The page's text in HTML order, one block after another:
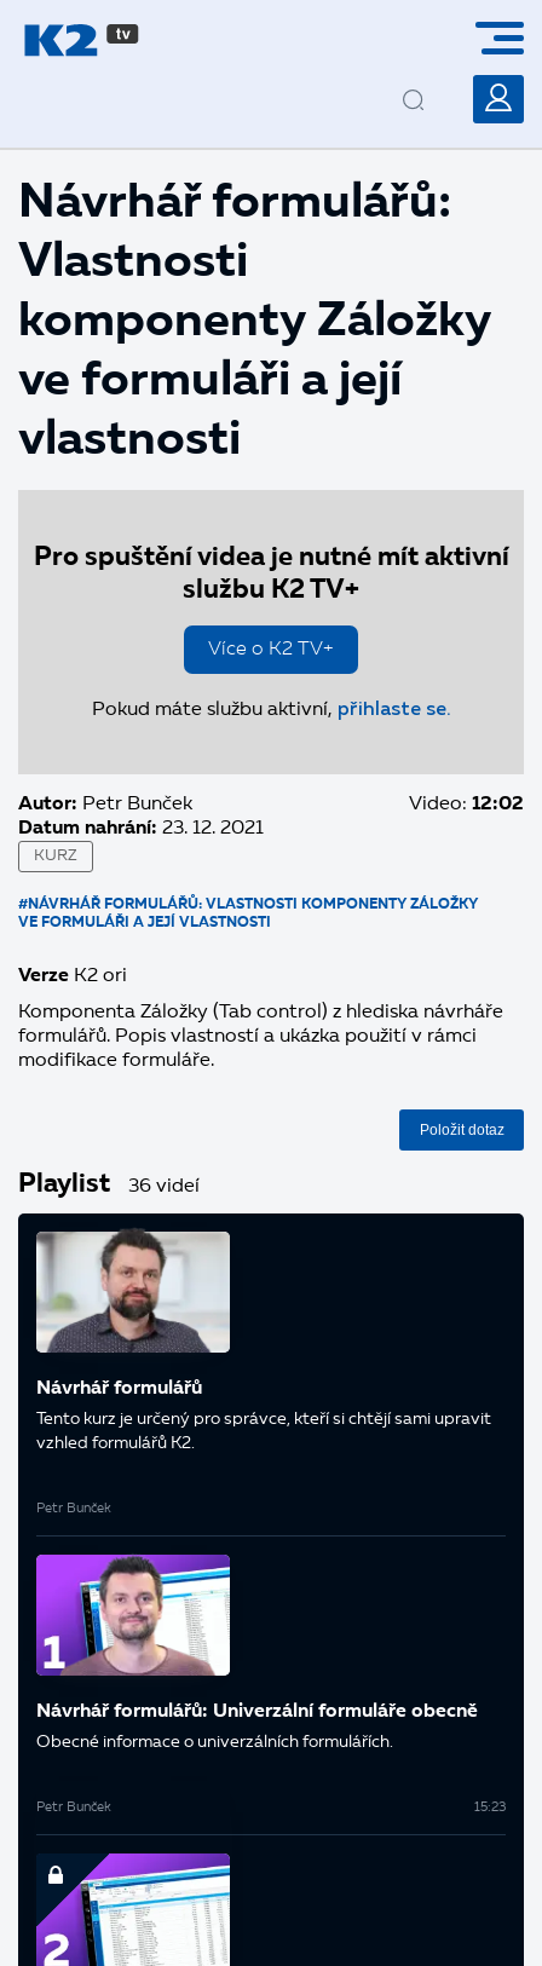
Návrhář formulářů:
Vlastnosti
komponenty Záložky
ve formuláři a její
vlastnosti
Pro spuštění videa je nutné mít aktivní
službu K2 TV+
Více o K2 TV+
Pokud máte službu aktivní, přihlaste se.
Autor: Petr Bunček
Datum nahrání: 23. 12. 2021
Video: 12:02
KURZ
#NÁVRHÁŘ FORMULÁŘŮ: VLASTNOSTI KOMPONENTY ZÁLOŽKY
VE FORMULÁŘI A JEJÍ VLASTNOSTI
Verze K2 ori
Komponenta Záložky (Tab control) z hlediska návrháře
formulářů. Popis vlastností a ukázka použití v rámci
modifikace formuláře.
Položit dotaz
Playlist 36 videí
Návrhář formulářů
Tento kurz je určený pro správce, kteří si chtějí sami upravit
vzhled formulářů K2.
Petr Bunček
Návrhář formulářů: Univerzální formuláře obecně
Obecné informace o univerzálních formulářích.
Petr Bunček 15:23